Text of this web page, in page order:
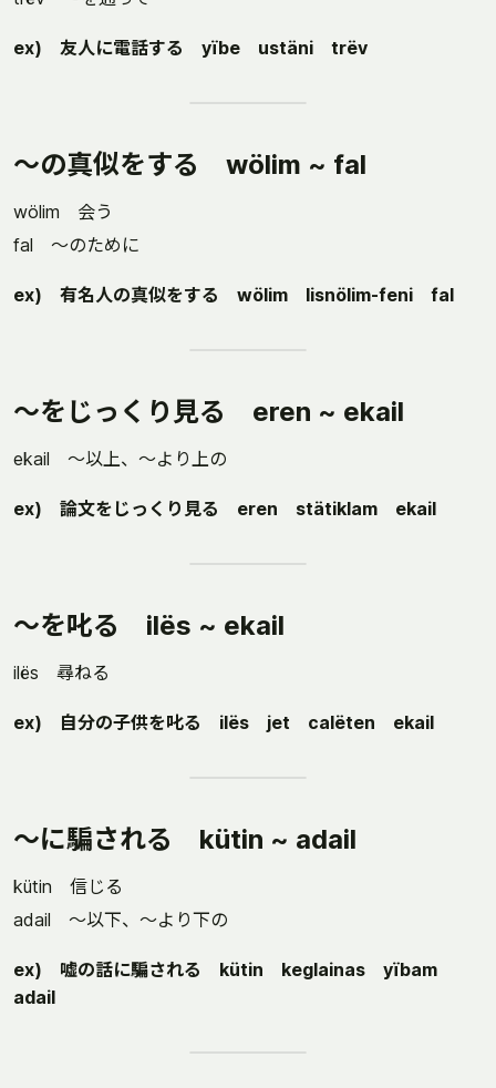
ex) 友人に電話する yïbe ustäni trëv
～の真似をする wölim ~ fal
wölim 会う
fal ～のために
ex) 有名人の真似をする wölim lisnölim-feni fal
～をじっくり見る eren ~ ekail
ekail ～以上、～より上の
ex) 論文をじっくり見る eren stätiklam ekail
～を叱る ilës ~ ekail
ilës 尋ねる
ex) 自分の子供を叱る ilës jet calëten ekail
～に騙される kütin ~ adail
kütin 信じる
adail ～以下、～より下の
ex) 嘘の話に騙される kütin keglainas yïbam
adail